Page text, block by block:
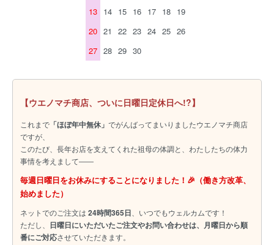
13 14 15 16 17 18 19
20 21 22 23 24 25 26
27 28 29 30
【ウエノマチ商店、ついに日曜日定休日へ!?】
これまで 「ほぼ年中無休」 でがんばってまいりましたウエノマチ商店
ですが、
このたび、長年お店を支えてくれた祖母の体調と、わたしたちの体力
事情を考えまして――
毎週日曜日をお休みにすることになりました！🎉（働き方改革、
始めました）
ネットでのご注文は 24時間365日、いつでもウェルカムです！
ただし、
日曜日にいただいたご注文やお問い合わせは、月曜日から順
番にご対応させていただきます。